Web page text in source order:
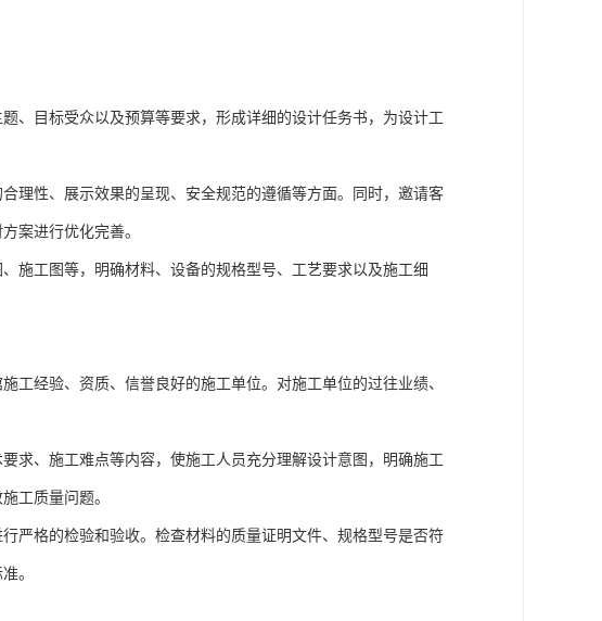
、目标受众以及预算等要求，形成详细的设计任务书，为设计工
理性、展示效果的呈现、安全规范的遵循等方面。同时，邀请客
案进行优化完善。
施工图等，明确材料、设备的规格型号、工艺要求以及施工细
工经验、资质、信誉良好的施工单位。对施工单位的过往业绩、
求、施工难点等内容，使施工人员充分理解设计意图，明确施工
工质量问题。
严格的检验和验收。检查材料的质量证明文件、规格型号是否符
。